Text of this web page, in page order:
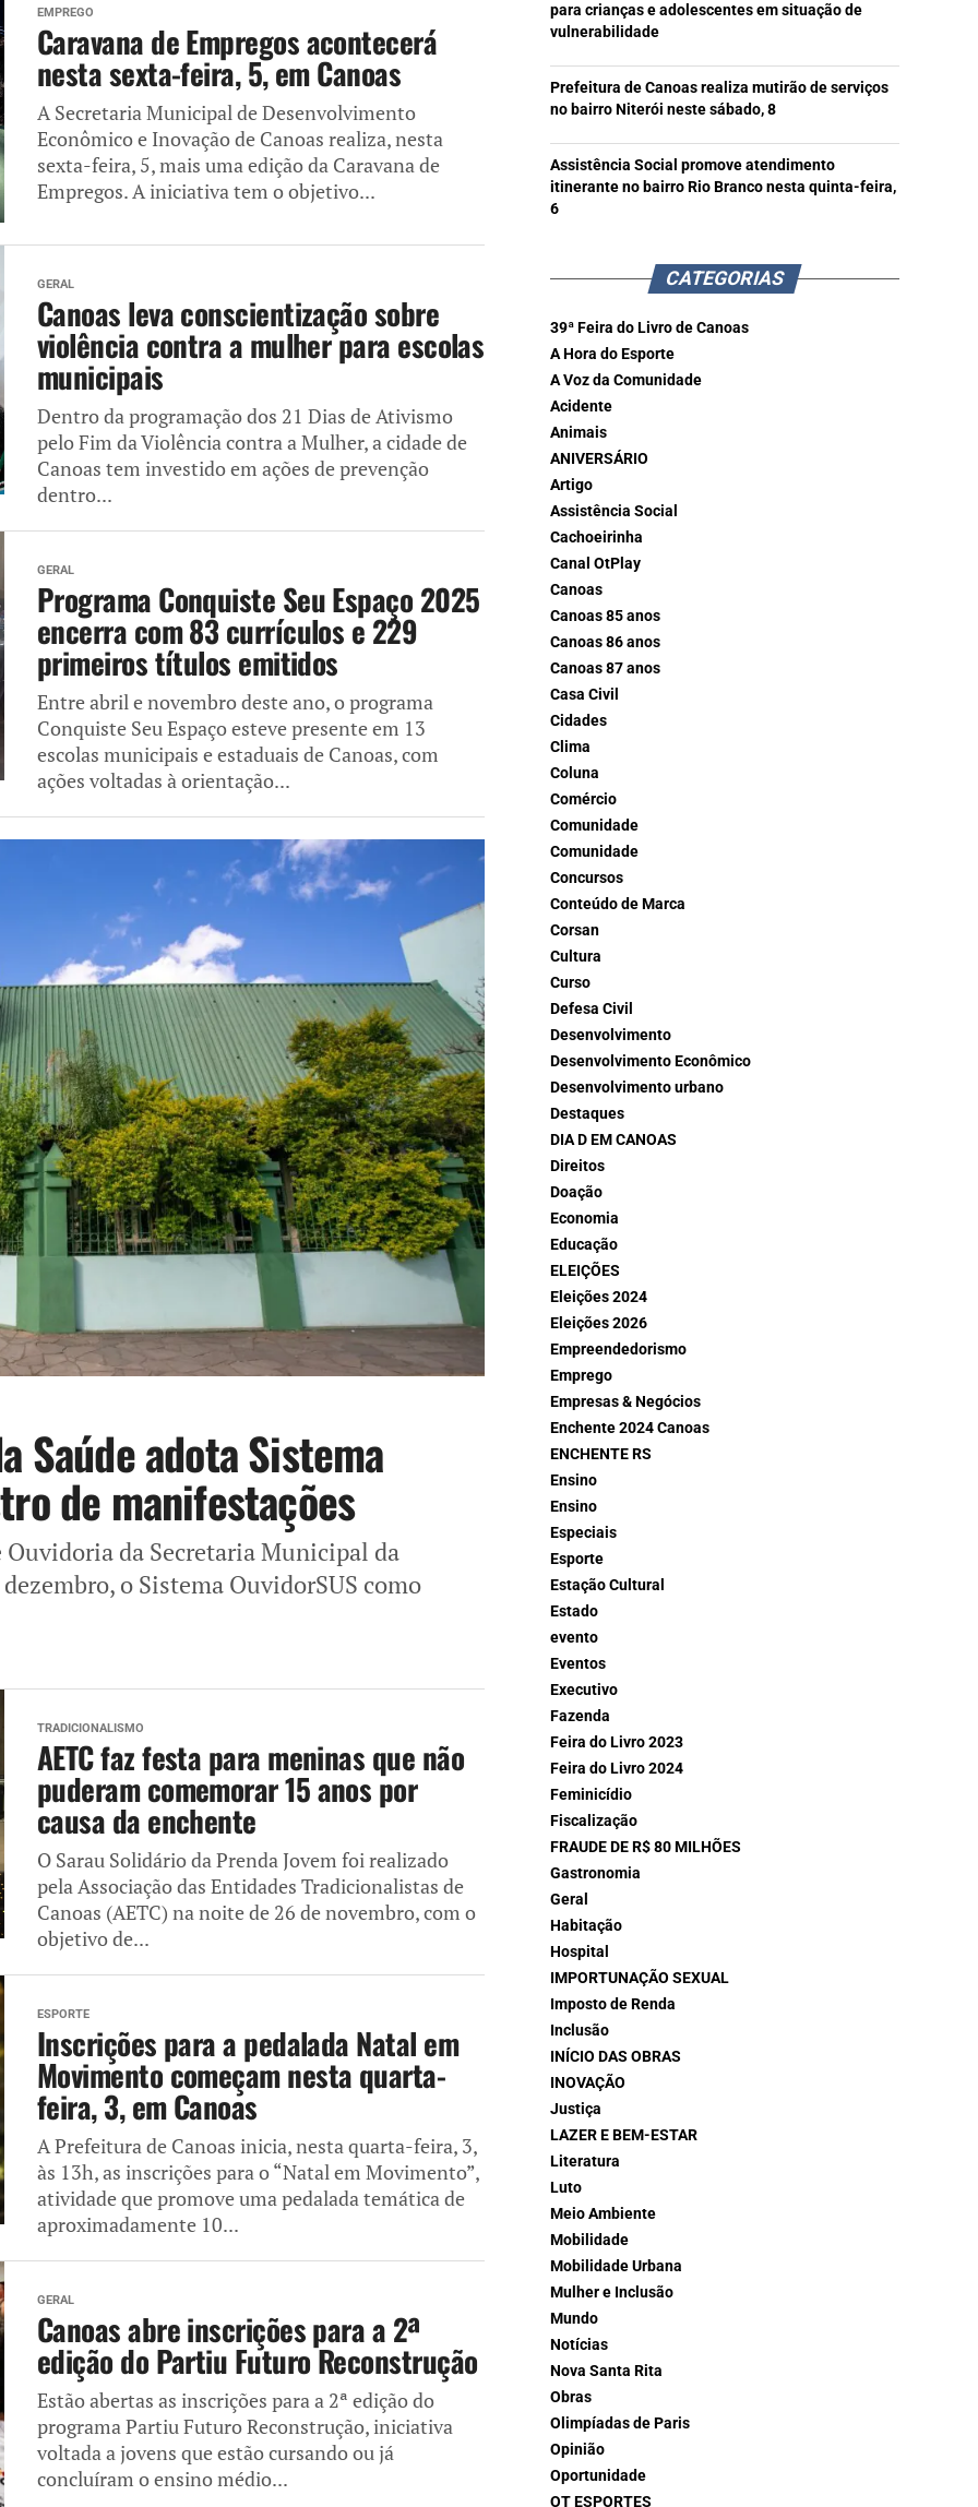
EMPREGO
Caravana de Empregos acontecerá
nesta sexta-feira, 5, em Canoas
A Secretaria Municipal de Desenvolvimento
Econômico e Inovação de Canoas realiza, nesta
sexta-feira, 5, mais uma edição da Caravana de
Empregos. A iniciativa tem o objetivo...
GERAL
Canoas leva conscientização sobre
violência contra a mulher para escolas
municipais
Dentro da programação dos 21 Dias de Ativismo
pelo Fim da Violência contra a Mulher, a cidade de
Canoas tem investido em ações de prevenção
dentro...
GERAL
Programa Conquiste Seu Espaço 2025
encerra com 83 currículos e 229
primeiros títulos emitidos
Entre abril e novembro deste ano, o programa
Conquiste Seu Espaço esteve presente em 13
escolas municipais e estaduais de Canoas, com
ações voltadas à orientação...
Saúde adota Sistema
de manifestações
da Secretaria Municipal da
o Sistema OuvidorSUS como
TRADICIONALISMO
AETC faz festa para meninas que não
puderam comemorar 15 anos por
causa da enchente
O Sarau Solidário da Prenda Jovem foi realizado
pela Associação das Entidades Tradicionalistas de
Canoas (AETC) na noite de 26 de novembro, com o
objetivo de...
ESPORTE
Inscrições para a pedalada Natal em
Movimento começam nesta quarta-
feira, 3, em Canoas
A Prefeitura de Canoas inicia, nesta quarta-feira, 3,
às 13h, as inscrições para o “Natal em Movimento”,
atividade que promove uma pedalada temática de
aproximadamente 10...
GERAL
Canoas abre inscrições para a 2ª
edição do Partiu Futuro Reconstrução
Estão abertas as inscrições para a 2ª edição do
programa Partiu Futuro Reconstrução, iniciativa
voltada a jovens que estão cursando ou já
concluíram o ensino médio...
para crianças e adolescentes em situação de
vulnerabilidade
Prefeitura de Canoas realiza mutirão de serviços
no bairro Niterói neste sábado, 8
Assistência Social promove atendimento
itinerante no bairro Rio Branco nesta quinta-feira,
6
CATEGORIAS
39ª Feira do Livro de Canoas
A Hora do Esporte
A Voz da Comunidade
Acidente
Animais
ANIVERSÁRIO
Artigo
Assistência Social
Cachoeirinha
Canal OtPlay
Canoas
Canoas 85 anos
Canoas 86 anos
Canoas 87 anos
Casa Civil
Cidades
Clima
Coluna
Comércio
Comunidade
Comunidade
Concursos
Conteúdo de Marca
Corsan
Cultura
Curso
Defesa Civil
Desenvolvimento
Desenvolvimento Econômico
Desenvolvimento urbano
Destaques
DIA D EM CANOAS
Direitos
Doação
Economia
Educação
ELEIÇÕES
Eleições 2024
Eleições 2026
Empreendedorismo
Emprego
Empresas & Negócios
Enchente 2024 Canoas
ENCHENTE RS
Ensino
Ensino
Especiais
Esporte
Estação Cultural
Estado
evento
Eventos
Executivo
Fazenda
Feira do Livro 2023
Feira do Livro 2024
Feminicídio
Fiscalização
FRAUDE DE R$ 80 MILHÕES
Gastronomia
Geral
Habitação
Hospital
IMPORTUNAÇÃO SEXUAL
Imposto de Renda
Inclusão
INÍCIO DAS OBRAS
INOVAÇÃO
Justiça
LAZER E BEM-ESTAR
Literatura
Luto
Meio Ambiente
Mobilidade
Mobilidade Urbana
Mulher e Inclusão
Mundo
Notícias
Nova Santa Rita
Obras
Olimpíadas de Paris
Opinião
Oportunidade
OT ESPORTES